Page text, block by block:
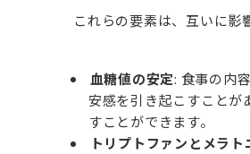
これらの要素は、互いに影
血糖値の安定: 食事の内
安感を引き起こすことが
すことができます。
トリプトファンとメラト